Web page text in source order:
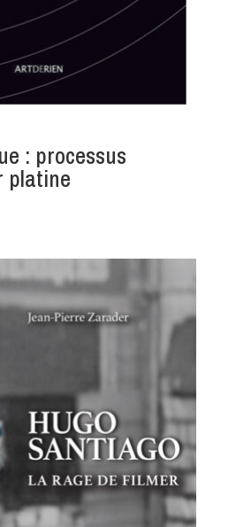
: processus
platine